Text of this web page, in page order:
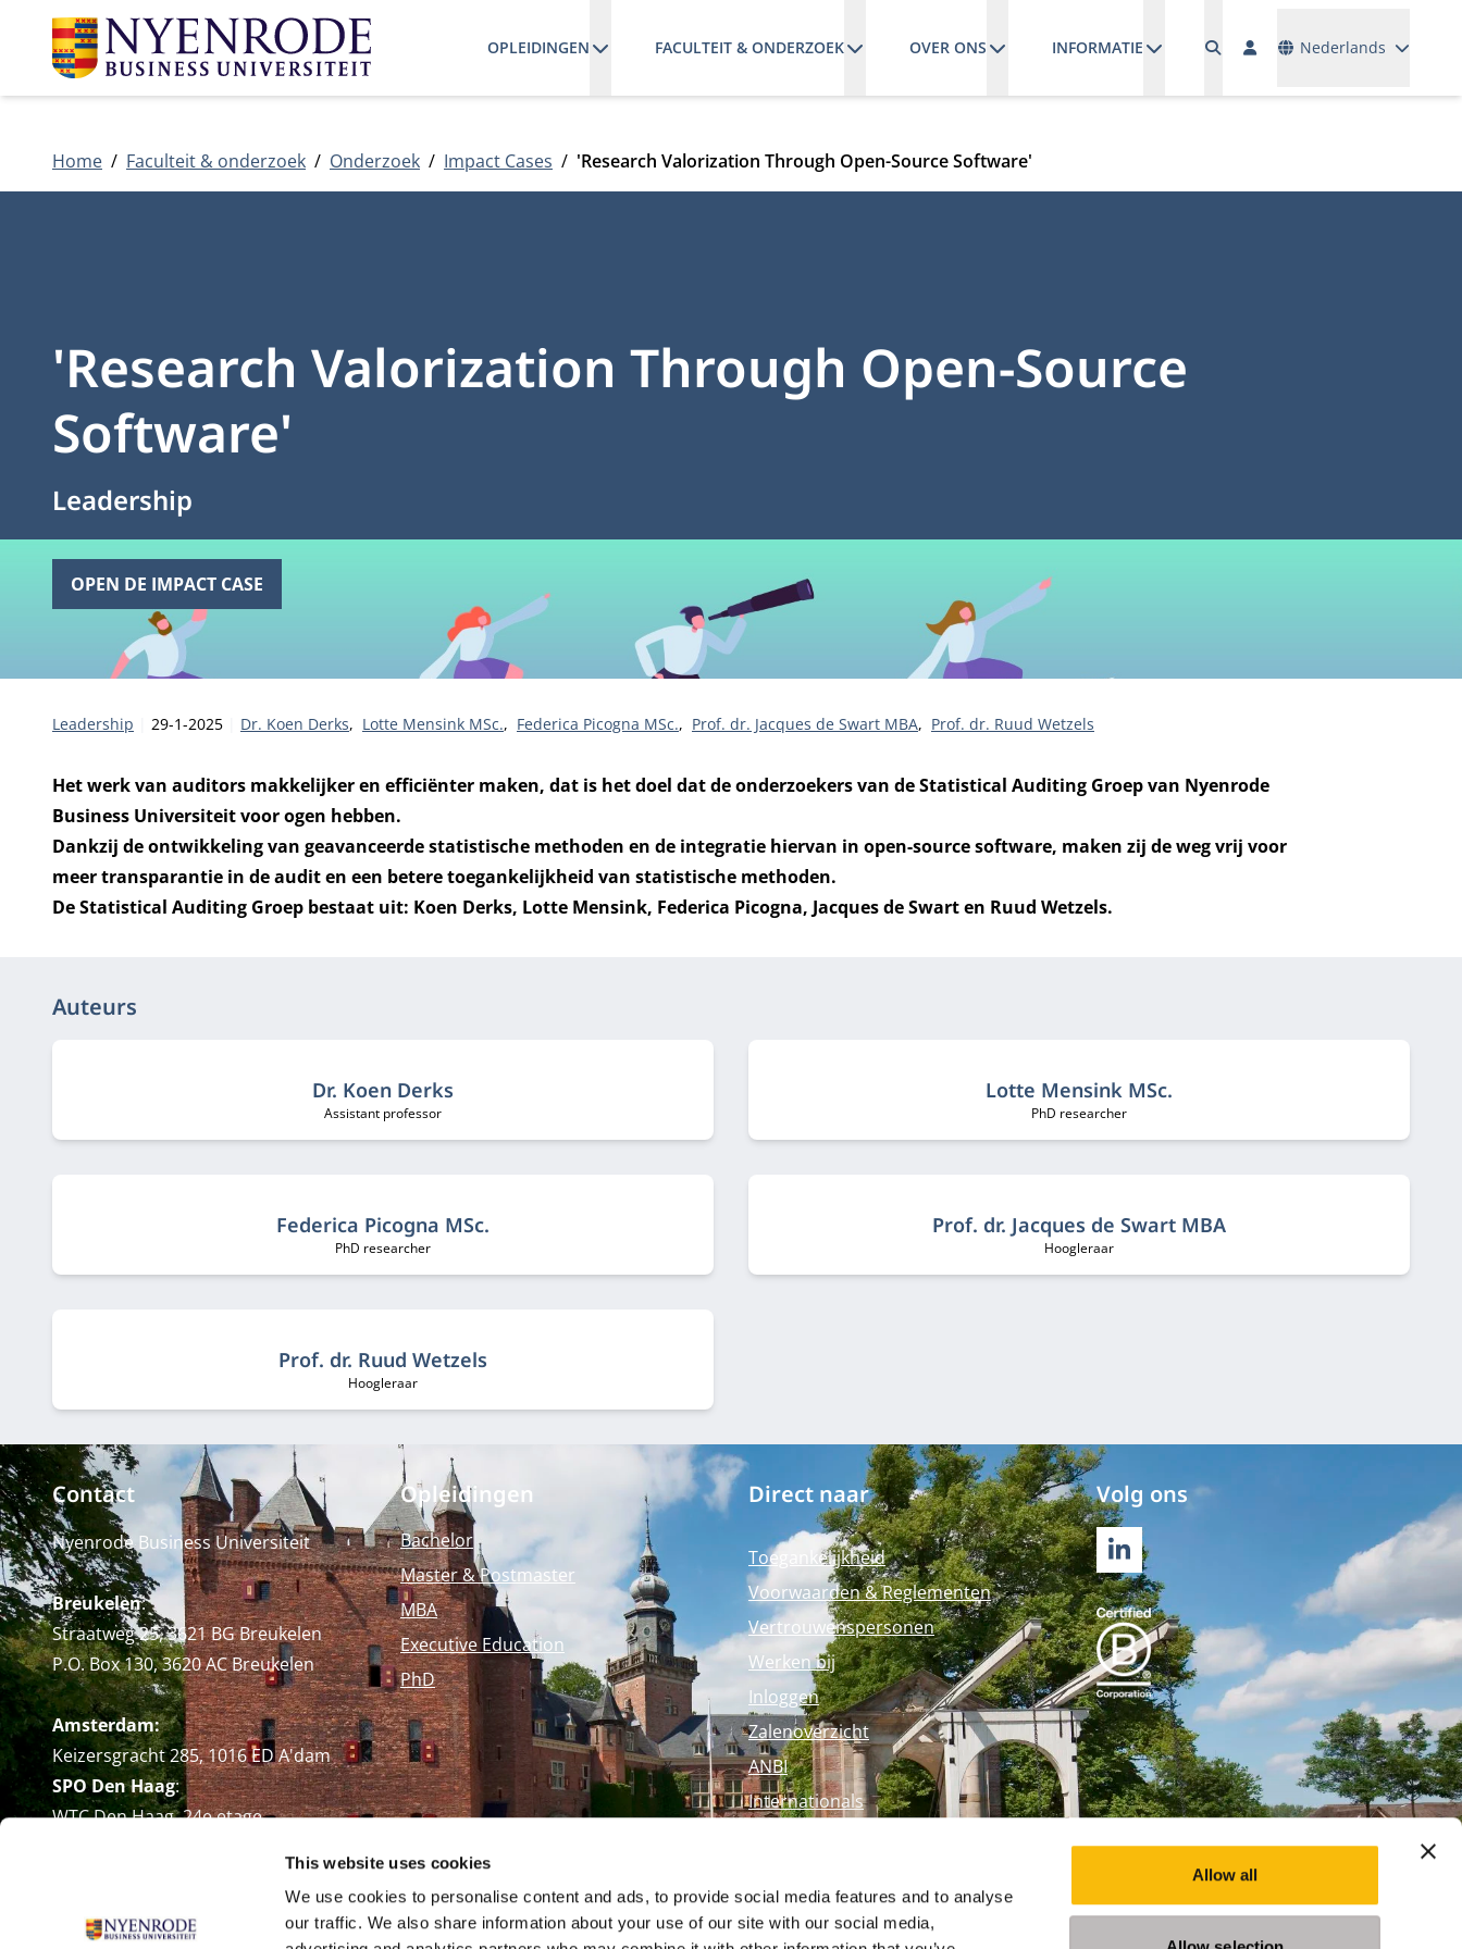
This website uses cookies
We use cookies to personalise content and ads, to provide social media features and to analyse
our traffic. We also share information about your use of our site with our social media,
Allow all
OPLEIDINGEN FACULTEIT & ONDERZOEK OVER ONS INFORMATIE Nederlands
Home Faculteit & onderzoek Onderzoek Impact Cases 'Research Valorization Through Open-Source Software'
'Research Valorization Through Open-Source
Software'
Leadership
OPEN DE IMPACT CASE
Categorie:
Leadership Publicatiedatum:
29-1-2025 Auteurs
Dr. Koen Derks Lotte Mensink MSc. Federica Picogna MSc. Prof. dr. Jacques de Swart MBA Prof. dr. Ruud Wetzels
Het werk van auditors makkelijker en efficiënter maken, dat is het doel dat de onderzoekers van de Statistical Auditing Groep van Nyenrode
Business Universiteit voor ogen hebben.
Dankzij de ontwikkeling van geavanceerde statistische methoden en de integratie hiervan in open-source software, maken zij de weg vrij voor
meer transparantie in de audit en een betere toegankelijkheid van statistische methoden.
De Statistical Auditing Groep bestaat uit: Koen Derks, Lotte Mensink, Federica Picogna, Jacques de Swart en Ruud Wetzels.
Auteurs
Dr. Koen Derks
Assistant professor
Lotte Mensink MSc.
PhD researcher
Federica Picogna MSc.
PhD researcher
Prof. dr. Jacques de Swart MBA
Hoogleraar
Prof. dr. Ruud Wetzels
Hoogleraar
Contact
Nyenrode Business Universiteit
Breukelen:
Straatweg 25, 3621 BG Breukelen
P.O. Box 130, 3620 AC Breukelen
Amsterdam:
Keizersgracht 285, 1016 ED A'dam
SPO Den Haag:
WTC Den Haag, 24e etage
+31 (0)346 29 1211
Opleidingen
Bachelor
Master & Postmaster
MBA
Executive Education
PhD
Direct naar
Toegankelijkheid
Voorwaarden & Reglementen
Vertrouwenspersonen
Werken bij
Inloggen
Zalenoverzicht
ANBI
Internationals
Volg ons
LINKEDIN